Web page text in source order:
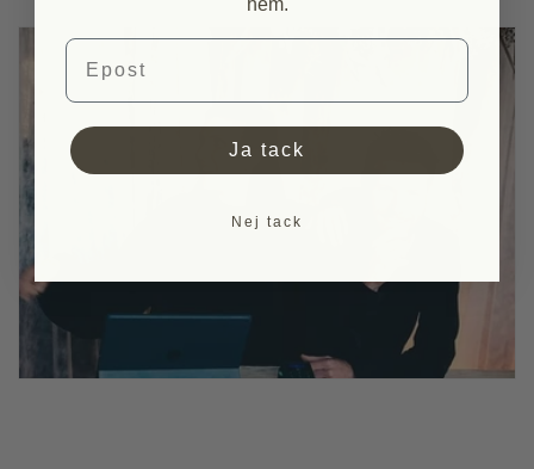
hem.
Email
Ja tack
Nej tack